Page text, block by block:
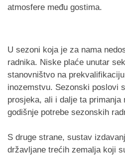
atmosfere među gostima.
U sezoni koja je za nama
radnika. Niske plaće unutar
stanovništvo na
inozemstvu. Sezonski poslovi
prosjeka, ali i dalje ta primanja
godišnje potrebe sezonskih
S druge strane, sustav
državljane trećih zemalja koji